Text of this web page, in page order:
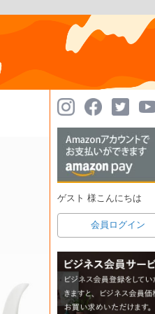
ゲスト 様こんにちは
会員ログイン